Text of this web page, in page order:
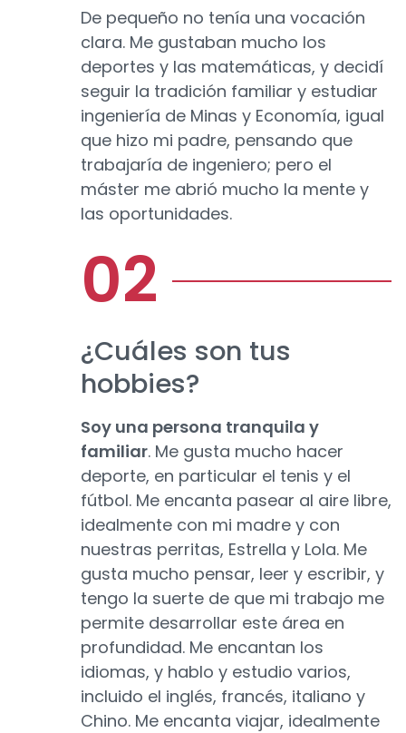
De pequeño no tenía una vocación
clara. Me gustaban mucho los
deportes y las matemáticas, y decidí
seguir la tradición familiar y estudiar
ingeniería de Minas y Economía, igual
que hizo mi padre, pensando que
trabajaría de ingeniero; pero el
máster me abrió mucho la mente y
las oportunidades.
¿Cuáles son tus
hobbies?
Soy una persona tranquila y
familiar. Me gusta mucho hacer
deporte, en particular el tenis y el
fútbol. Me encanta pasear al aire libre,
idealmente con mi madre y con
nuestras perritas, Estrella y Lola. Me
gusta mucho pensar, leer y escribir, y
tengo la suerte de que mi trabajo me
permite desarrollar este área en
profundidad. Me encantan los
idiomas, y hablo y estudio varios,
incluido el inglés, francés, italiano y
Chino. Me encanta viajar, idealmente